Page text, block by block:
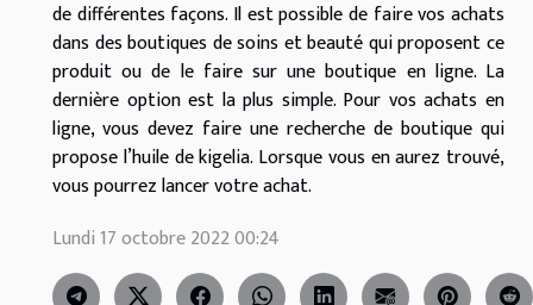
de différentes façons. Il est possible de faire vos achats
dans des boutiques de soins et beauté qui proposent ce
produit ou de le faire sur une boutique en ligne. La
dernière option est la plus simple. Pour vos achats en
ligne, vous devez faire une recherche de boutique qui
propose l’huile de kigelia. Lorsque vous en aurez trouvé,
vous pourrez lancer votre achat.
Lundi 17 octobre 2022 00:24